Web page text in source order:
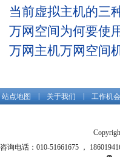
当前虚拟主机的三
万网空间为何要使
万网主机万网空间
站点地图 关于我们 工作机会
咨询电话：010-51661675 ，